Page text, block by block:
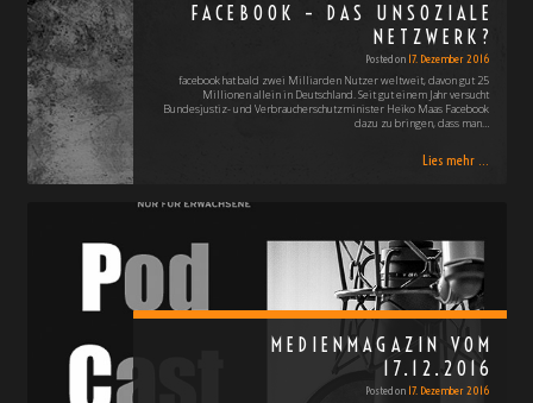
FACEBOOK – DAS UNSOZIALE
NETZWERK?
Posted on 17. Dezember 2016
facebook hat bald zwei Milliarden Nutzer weltweit, davon gut 25
Millionen allein in Deutschland. Seit gut einem Jahr versucht
Bundesjustiz- und Verbraucherschutzminister Heiko Maas Facebook
dazu zu bringen, dass man…
Lies mehr ...
MEDIENMAGAZIN VOM
17.12.2016
Posted on 17. Dezember 2016